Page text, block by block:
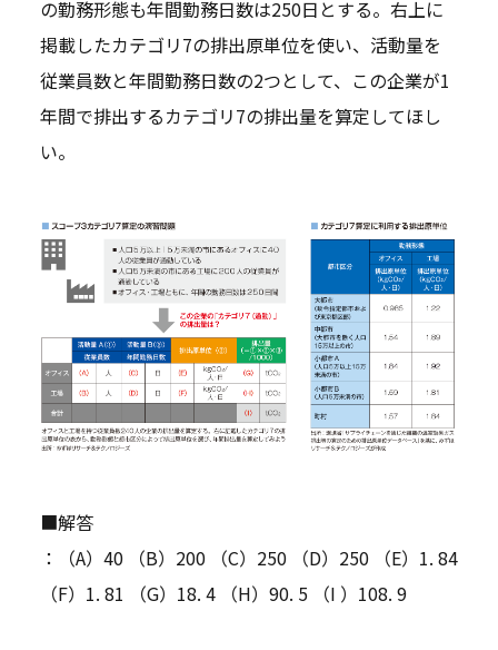
の勤務形態も年間勤務日数は250日とする。右上に
掲載したカテゴリ7の排出原単位を使い、活動量を
従業員数と年間勤務日数の2つとして、この企業が1
年間で排出するカテゴリ7の排出量を算定してほし
い。
■解答
：（A）40 （B）200 （C）250 （D）250 （E）1. 84
（F）1. 81 （G）18. 4 （H）90. 5 （I ）108. 9